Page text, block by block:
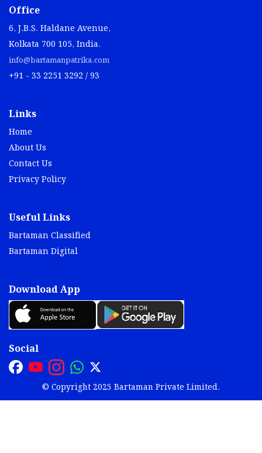
Office
6, J.B.S. Haldane Avenue,
Kolkata 700 105, India.
info@bartamanpatrika.com
+91 - 33 2251 3292 / 93
Links
Home
About Us
Contact Us
Privacy Policy
Useful Links
Bartaman Classified
Bartaman Digital
Download App
Social
© Copyright 2025 Bartaman Private Limited.